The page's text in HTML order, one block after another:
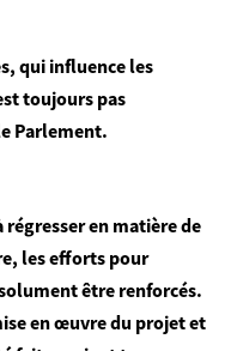
qui influence les
toujours pas
Parlement.
en matière de
les efforts pour
être renforcés.
en œuvre du projet et